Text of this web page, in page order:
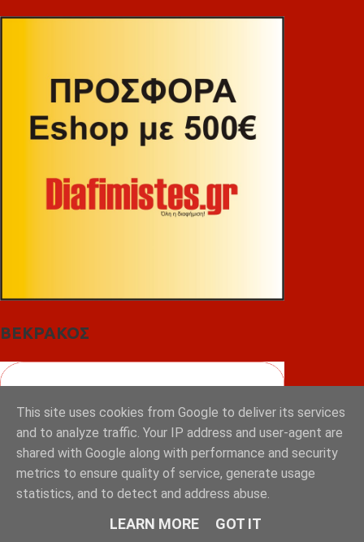
ΒΕΚΡΑΚΟΣ
This site uses cookies from Google to deliver its services
and to analyze traffic. Your IP address and user-agent are
shared with Google along with performance and security
metrics to ensure quality of service, generate usage
statistics, and to detect and address abuse.
LEARN MORE GOT IT